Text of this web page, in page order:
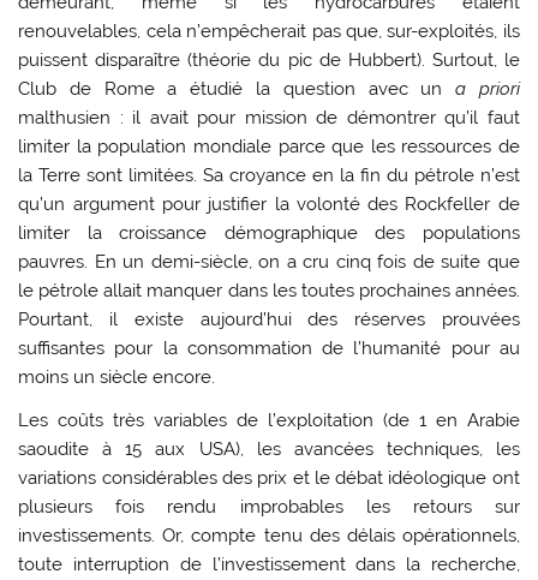
renouvelables, cela n’empêcherait pas que, sur-exploités, ils
puissent disparaître (théorie du pic de Hubbert). Surtout, le
Club de Rome a étudié la question avec una priori
malthusien : il avait pour mission de démontrer qu’il faut
limiter la population mondiale parce que les ressources de
la Terre sont limitées. Sa croyance en la fin du pétrole n’est
qu’un argument pour justifier la volonté des Rockfeller de
limiter la croissance démographique des populations
pauvres. En un demi-siècle, on a cru cinq fois de suite que
le pétrole allait manquer dans les toutes prochaines années.
Pourtant, il existe aujourd’hui des réserves prouvées
suffisantes pour la consommation de l’humanité pour au
moins un siècle encore.
Les coûts très variables de l’exploitation (de 1 en Arabie
saoudite à 15 aux USA), les avancées techniques, les
variations considérables des prix et le débat idéologique ont
plusieurs fois rendu improbables les retours sur
investissements. Or, compte tenu des délais opérationnels,
toute interruption de l’investissement dans la recherche,